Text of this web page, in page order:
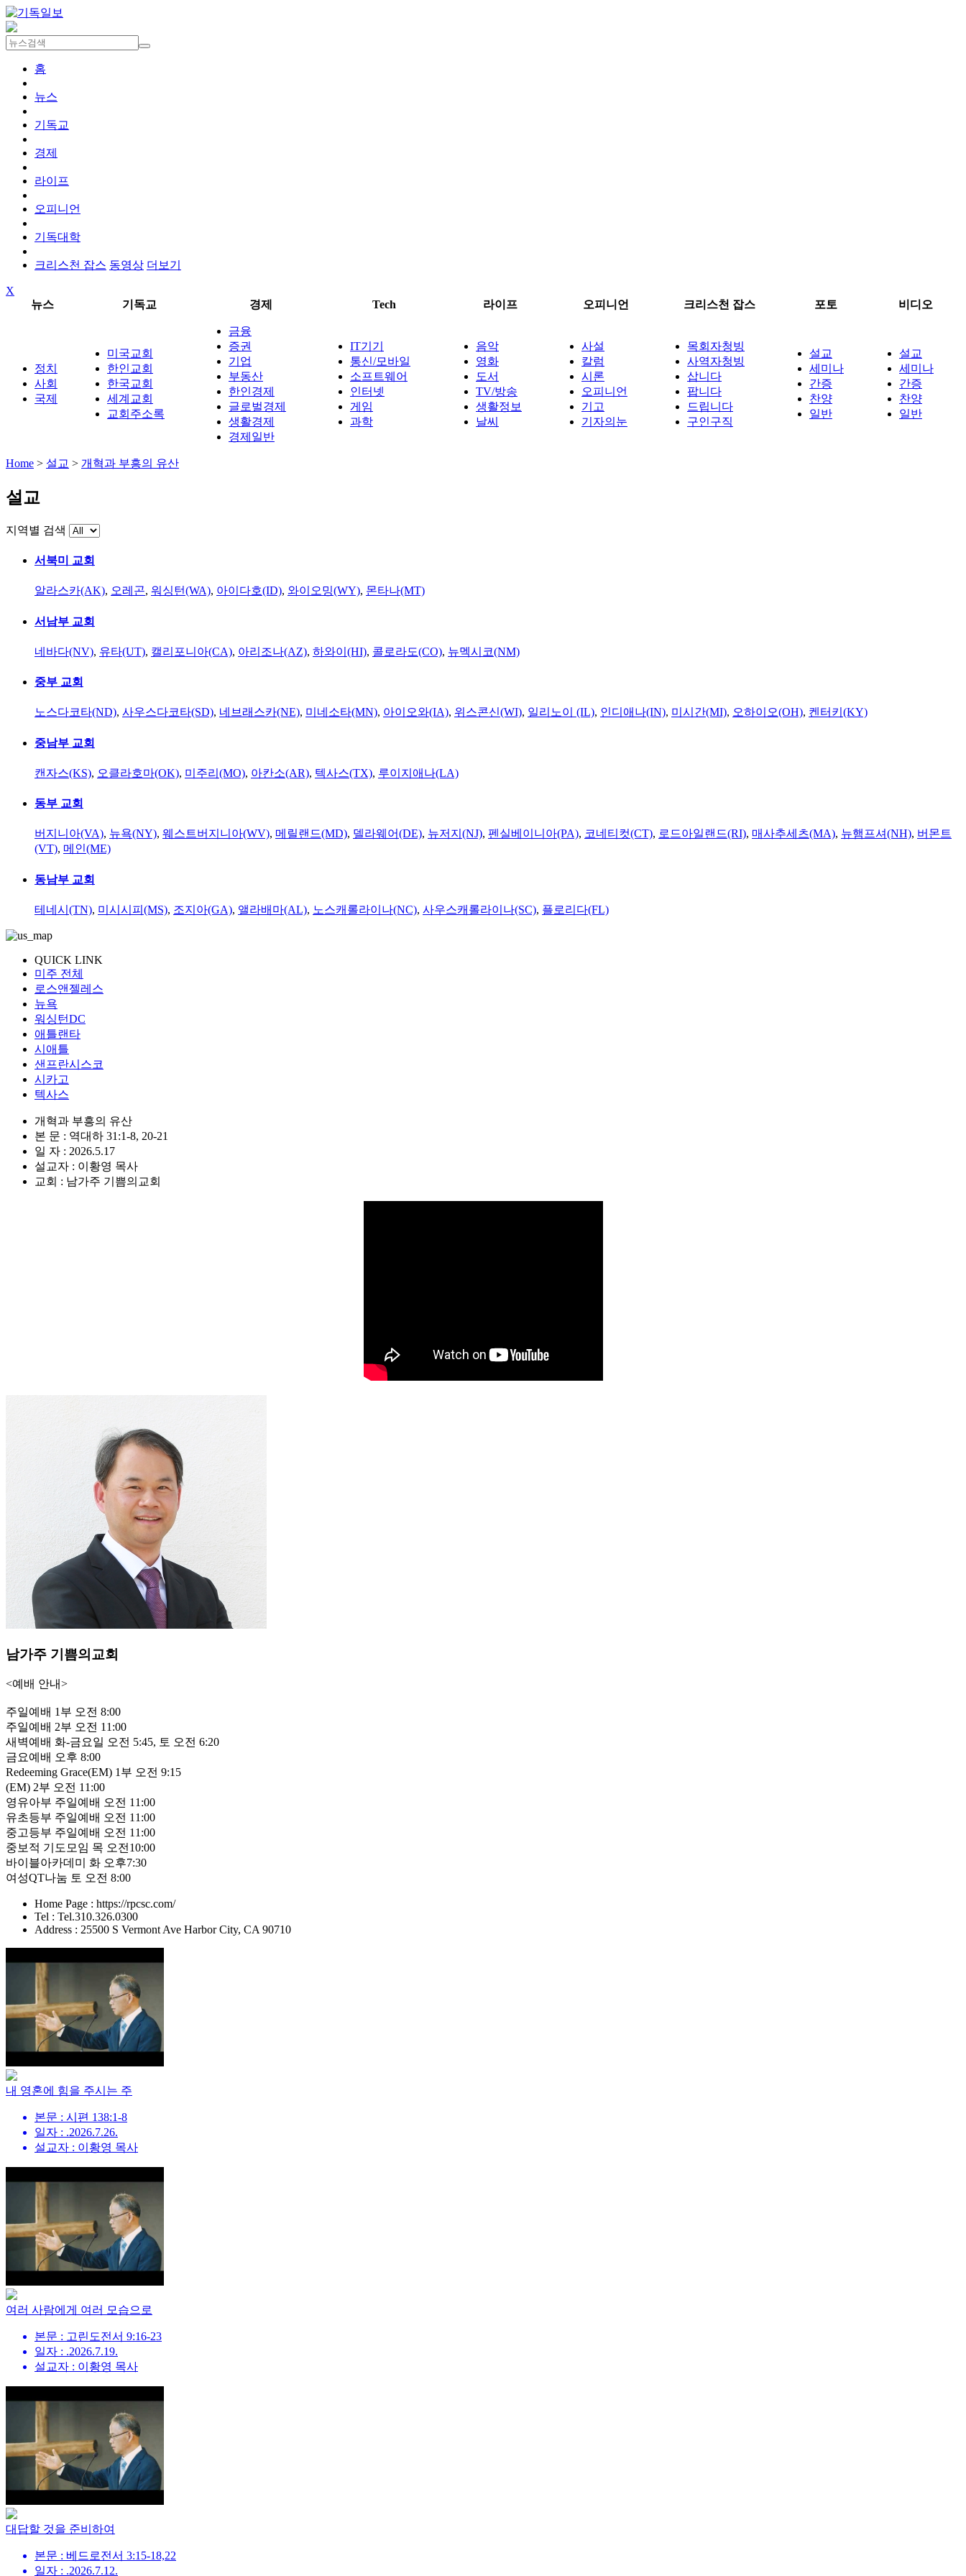
홈
뉴스
기독교
경제
라이프
오피니언
기독대학
크리스천 잡스 동영상 더보기
X
뉴스
기독교 경제 Tech 라이프 오피니언 크리스천 잡스 포토 비디오
정치
사회
국제
미국교회
한인교회
한국교회
세계교회
교회주소록
금융
증권
기업
부동산
한인경제
글로벌경제
생활경제
경제일반
IT기기
통신/모바일
소프트웨어
인터넷
게임
과학
음악
영화
도서
TV/방송
생활정보
날씨
사설
칼럼
시론
오피니언
기고
기자의눈
목회자청빙
사역자청빙
삽니다
팝니다
드립니다
구인구직
설교
세미나
간증
찬양
일반
설교
세미나
간증
찬양
일반
Home > 설교 > 개혁과 부흥의 유산
설교
지역별 검색
서북미 교회
알라스카(AK), 오레곤, 워싱턴(WA), 아이다호(ID), 와이오밍(WY), 몬타나(MT)
서남부 교회
네바다(NV), 유타(UT), 캘리포니아(CA), 아리조나(AZ), 하와이(HI), 콜로라도(CO), 뉴멕시코(NM)
중부 교회
노스다코타(ND), 사우스다코타(SD), 네브래스카(NE), 미네소타(MN), 아이오와(IA), 위스콘신(WI), 일리노이 (IL), 인디애나(IN), 미시간(MI), 오하이오(OH), 켄터키(KY)
중남부 교회
캔자스(KS), 오클라호마(OK), 미주리(MO), 아칸소(AR), 텍사스(TX), 루이지애나(LA)
동부 교회
버지니아(VA), 뉴욕(NY), 웨스트버지니아(WV), 메릴랜드(MD), 델라웨어(DE), 뉴저지(NJ), 펜실베이니아(PA), 코네티컷(CT), 로드아일랜드(RI), 매사추세츠(MA), 뉴햄프셔(NH), 버몬트
(VT), 메인(ME)
동남부 교회
테네시(TN), 미시시피(MS), 조지아(GA), 앨라배마(AL), 노스캐롤라이나(NC), 사우스캐롤라이나(SC), 플로리다(FL)
QUICK LINK
미주 전체
로스앤젤레스
뉴욕
워싱턴DC
애틀랜타
시애틀
샌프란시스코
시카고
텍사스
개혁과 부흥의 유산
본 문 : 역대하 31:1-8, 20-21
일 자 : 2026.5.17
설교자 : 이황영 목사
교회 : 남가주 기쁨의교회
남가주 기쁨의교회
<예배 안내>
주일예배 1부 오전 8:00
주일예배 2부 오전 11:00
새벽예배 화-금요일 오전 5:45, 토 오전 6:20
금요예배 오후 8:00
Redeeming Grace(EM) 1부 오전 9:15
(EM) 2부 오전 11:00
영유아부 주일예배 오전 11:00
유초등부 주일예배 오전 11:00
중고등부 주일예배 오전 11:00
중보적 기도모임 목 오전10:00
바이블아카데미 화 오후7:30
여성QT나눔 토 오전 8:00
Home Page : https://rpcsc.com/
Tel : Tel.310.326.0300
Address : 25500 S Vermont Ave Harbor City, CA 90710
내 영혼에 힘을 주시는 주
본문 : 시편 138:1-8
일자 : .2026.7.26.
설교자 : 이황영 목사
여러 사람에게 여러 모습으로
본문 : 고린도전서 9:16-23
일자 : .2026.7.19.
설교자 : 이황영 목사
대답할 것을 준비하여
본문 : 베드로전서 3:15-18,22
일자 : .2026.7.12.